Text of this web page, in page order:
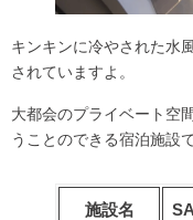
キンキンに冷やされた水
されていますよ。
大都会のプライベート空
うことのできる宿泊施設で
施設名